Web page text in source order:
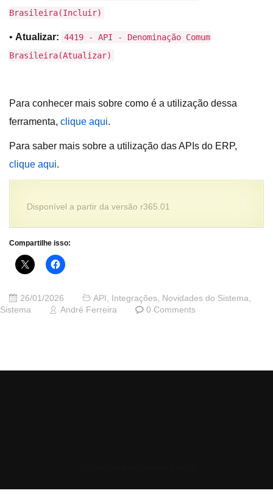
Brasileira(Incluir)
• Atualizar: 4419 - API - Denominação Comum
Brasileira(Atualizar)
Para conhecer mais sobre como é a utilização dessa
ferramenta, clique aqui.
Para saber mais sobre a utilização das APIs do ERP,
clique aqui.
Disponível a partir da versão r365.01
Compartilhe isso:
26/01/2026 API Integrações Novidades do Sistema
Sistema
André Ferreira 0 Comments